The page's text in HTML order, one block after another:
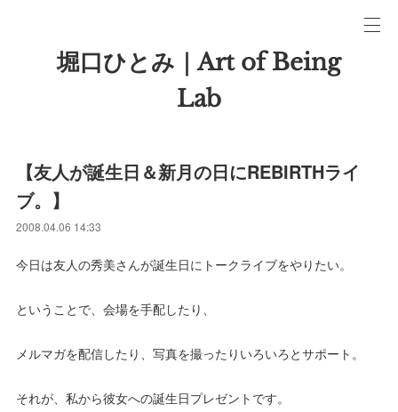
堀口ひとみ｜Art of Being
Lab
【友人が誕生日＆新月の日にREBIRTHライ
ブ。】
2008.04.06 14:33
今日は友人の秀美さんが誕生日にトークライブをやりたい。
ということで、会場を手配したり、
メルマガを配信したり、写真を撮ったりいろいろとサポート。
それが、私から彼女への誕生日プレゼントです。